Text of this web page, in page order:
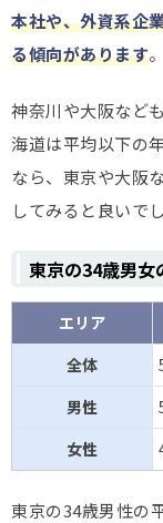
本社や、外資系企
る傾向があります。
神奈川や大阪など
海道は平均以下の
なら、東京や大阪
してみると良いで
東京の34歳男女
エリア
全体
男性
女性
東京の34歳男性の